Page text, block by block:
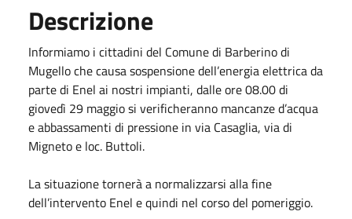
Descrizione
Informiamo i cittadini del Comune di Barberino di
Mugello che causa sospensione dell’energia elettrica da
parte di Enel ai nostri impianti, dalle ore 08.00 di
giovedì 29 maggio si verificheranno mancanze d’acqua
e abbassamenti di pressione in via Casaglia, via di
Migneto e loc. Buttoli.
La situazione tornerà a normalizzarsi alla fine
dell’intervento Enel e quindi nel corso del pomeriggio.